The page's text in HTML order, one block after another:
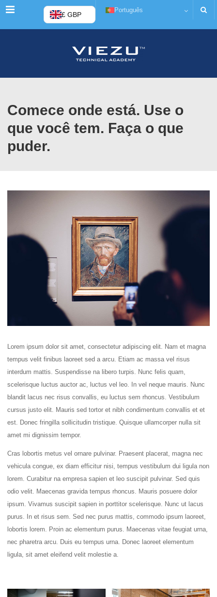
Cardápio £ GBP
Português
Comece onde está. Use o
que você tem. Faça o que
puder.
Lorem ipsum dolor sit amet, consectetur adipiscing elit. Nam et magna
tempus velit finibus laoreet sed a arcu. Etiam ac massa vel risus
interdum mattis. Suspendisse na libero turpis. Nunc felis quam,
scelerisque luctus auctor ac, luctus vel leo. In vel neque mauris. Nunc
blandit lacus nec risus convallis, eu luctus sem rhoncus. Vestibulum
cursus justo elit. Mauris sed tortor et nibh condimentum convallis et et
est. Donec fringilla sollicitudin tristique. Quisque ullamcorper nulla sit
amet mi dignissim tempor.
Cras lobortis metus vel ornare pulvinar. Praesent placerat, magna nec
vehicula congue, ex diam efficitur nisi, tempus vestibulum dui ligula non
lorem. Curabitur na empresa sapien et leo suscipit pulvinar. Sed quis
odio velit. Maecenas gravida tempus rhoncus. Mauris posuere dolor
ipsum. Vivamus suscipit sapien in porttitor scelerisque. Nunc ut lacus
purus. In et risus sem. Sed nec purus mattis, commodo ipsum laoreet,
lobortis lorem. Proin ac elementum purus. Maecenas vitae feugiat urna,
nec pharetra arcu. Duis eu tempus urna. Donec laoreet elementum
ligula, sit amet eleifend velit molestie a.